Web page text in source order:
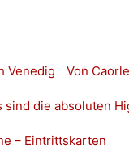
Venedig Von
sind die absoluten
– Eintrittskarten